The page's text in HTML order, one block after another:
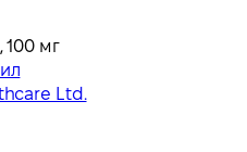
100 мг
Ltd.